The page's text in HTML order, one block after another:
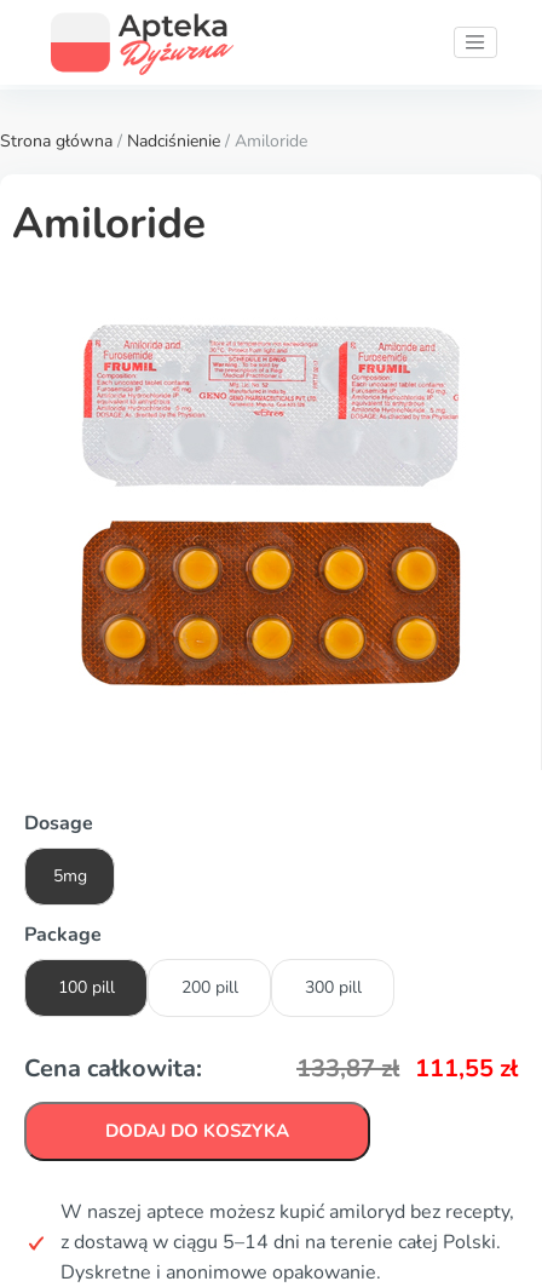
Strona główna / Nadciśnienie / Amiloride
Amiloride
Dosage
5mg
Package
100 pill 200 pill 300 pill
Cena całkowita: 133,87zł 111,55 zł
DODAJ DO KOSZYKA
W naszej aptece możesz kupić amiloryd bez recepty,
z dostawą w ciągu 5–14 dni na terenie całej Polski.
Dyskretne i anonimowe opakowanie.